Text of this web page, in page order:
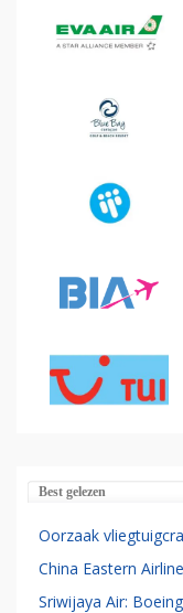
Best gelezen
Oorzaak
China Eastern
Sriwijaya Air: